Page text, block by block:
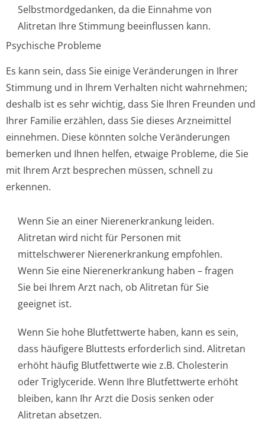
Selbstmordgedanken, da die Einnahme von
Alitretan Ihre Stimmung beeinflussen kann.
Psychische Probleme
Es kann sein, dass Sie einige Veränderungen in Ihrer
Stimmung und in Ihrem Verhalten nicht wahrnehmen;
deshalb ist es sehr wichtig, dass Sie Ihren Freunden und
Ihrer Familie erzählen, dass Sie dieses Arzneimittel
einnehmen. Diese könnten solche Veränderungen
bemerken und Ihnen helfen, etwaige Probleme, die Sie
mit Ihrem Arzt besprechen müssen, schnell zu
erkennen.
Wenn Sie an einer Nierenerkrankung leiden.
Alitretan wird nicht für Personen mit
mittelschwerer Nierenerkrankung empfohlen.
Wenn Sie eine Nierenerkrankung haben – fragen
Sie bei Ihrem Arzt nach, ob Alitretan für Sie
geeignet ist.
Wenn Sie hohe Blutfettwerte haben, kann es sein,
dass häufigere Bluttests erforderlich sind. Alitretan
erhöht häufig Blutfettwerte wie z.B. Cholesterin
oder Triglyceride. Wenn Ihre Blutfettwerte erhöht
bleiben, kann Ihr Arzt die Dosis senken oder
Alitretan absetzen.